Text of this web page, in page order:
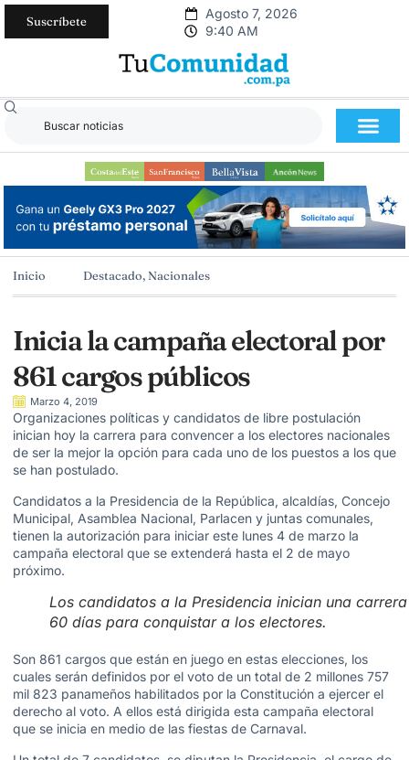
Suscríbete
Agosto 7, 2026
9:40 AM
Inicio Destacado,Nacionales
Inicia la campaña electoral por
861 cargos públicos
Marzo 4, 2019
Organizaciones políticas y candidatos de libre postulación
inician hoy la carrera para convencer a los electores nacionales
de ser la mejor la opción para cada uno de los puestos a los que
se han postulado.
Candidatos a la Presidencia de la República, alcaldías, Concejo
Municipal, Asamblea Nacional, Parlacen y juntas comunales,
tienen la autorización para iniciar este lunes 4 de marzo la
campaña electoral que se extenderá hasta el 2 de mayo
próximo.
Los candidatos a la Presidencia inician una
60 días para conquistar a los electores.
Son 861 cargos que están en juego en estas elecciones, los
cuales serán definidos por el voto de un total de 2 millones 757
mil 823 panameños habilitados por la Constitución a ejercer el
derecho al voto. A ellos está dirigida esta campaña electoral
que se inicia en medio de las fiestas de Carnaval.